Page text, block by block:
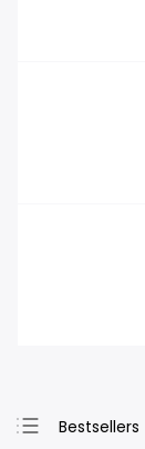
Bestsellers